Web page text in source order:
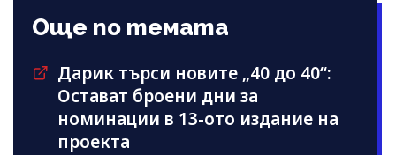
Още по темата
Дарик търси новите „40 до 40“:
Остават броени дни за
номинации в 13-ото издание на
проекта